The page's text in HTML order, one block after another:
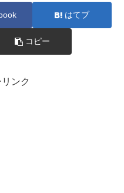
はてブ
コピー
ンク